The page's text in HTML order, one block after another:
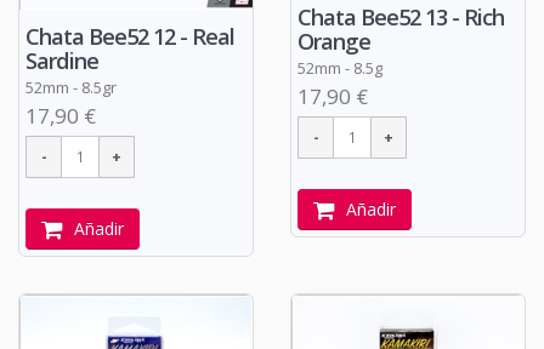
Chata Bee52 12 - Real
Sardine
52mm - 8.5gr
17,90 €
Añadir
Chata Bee52 13 - Rich
Orange
52mm - 8.5g
17,90 €
Añadir